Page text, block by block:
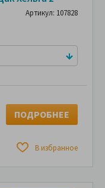
Артикул: 107828
В избранное
ПОДРОБНЕЕ